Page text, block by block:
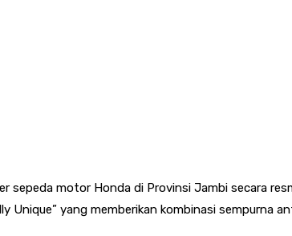
sepeda motor Honda di Provinsi Jambi secara
Unique” yang memberikan kombinasi sempurna